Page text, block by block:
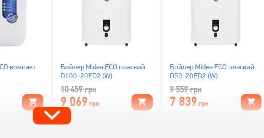
компакт
Бойлер Midea ECO плаский
D100-20ED2 (W)
10 459грн
9 069 грн
Бойлер Midea ECO плаский
D50-20ED2 (W)
9 559грн
7 839 грн